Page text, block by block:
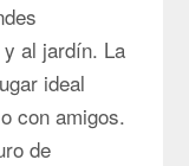
al jardín. La
ideal
con amigos.
de